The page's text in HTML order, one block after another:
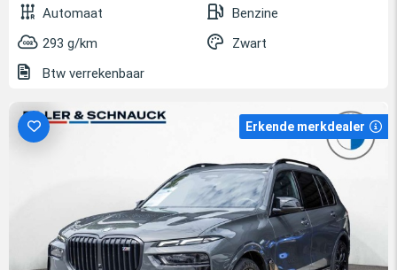
Automaat
Benzine
293 g/km
Zwart
Btw verrekenbaar
Erkende merkdealer